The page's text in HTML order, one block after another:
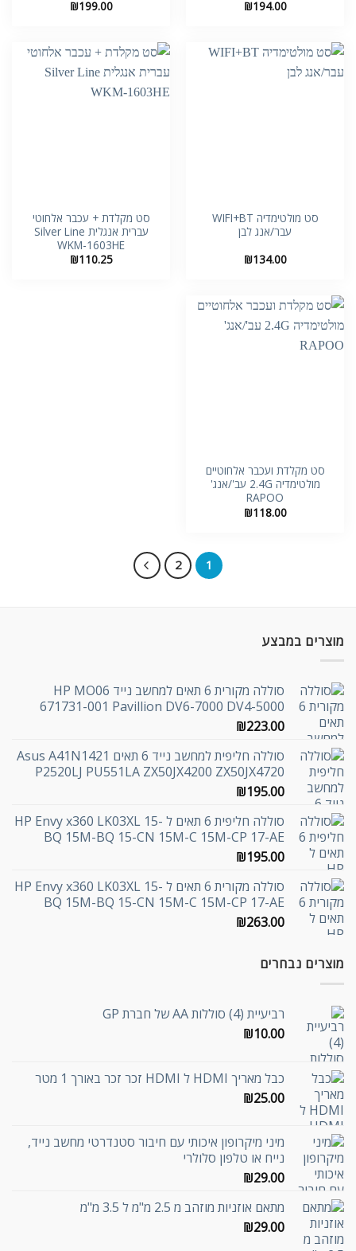
₪194.00
₪199.00
סט מולטימדיה WIFI+BT
עבר/אנג לבן
₪134.00
סט מקלדת + עכבר אלחוטי
עברית אנגלית Silver Line
WKM-1603HE
₪110.25
סט מקלדת ועכבר אלחוטיים
מולטימדיה 2.4G עב'/אנג'
RAPOO
₪118.00
1
2
מוצרים במבצע
סוללה מקורית 6 תאים למחשב נייד HP MO06
671731-001 Pavillion DV6-7000 DV4-5000
₪223.00
סוללה חליפית למחשב נייד 6 תאים Asus A41N1421
P2520LJ PU551LA ZX50JX4200 ZX50JX4720
₪195.00
סוללה חליפית 6 תאים ל HP Envy x360 LK03XL 15-
BQ 15M-BQ 15-CN 15M-C 15M-CP 17-AE
₪195.00
סוללה מקורית 6 תאים ל HP Envy x360 LK03XL 15-
BQ 15M-BQ 15-CN 15M-C 15M-CP 17-AE
₪263.00
מוצרים נבחרים
רביעיית (4) סוללות AA של חברת GP
₪10.00
כבל מאריך HDMI ל HDMI זכר זכר באורך 1 מטר
₪25.00
מיני מיקרופון איכותי עם חיבור סטנדרטי מחשב נייד,
נייח או טלפון סלולרי
₪29.00
מתאם אוזניות מוזהב מ 2.5 מ"מ ל 3.5 מ"מ
₪29.00